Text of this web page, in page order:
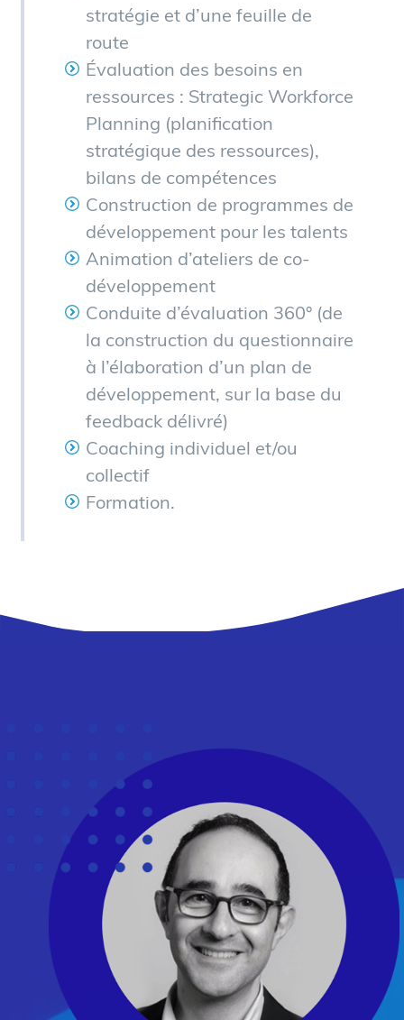
stratégie et d’une feuille de
route
Évaluation des besoins en
ressources : Strategic Workforce
Planning (planification
stratégique des ressources),
bilans de compétences
Construction de programmes de
développement pour les talents
Animation d’ateliers de co-
développement
Conduite d’évaluation 360° (de
la construction du questionnaire
à l’élaboration d’un plan de
développement, sur la base du
feedback délivré)
Coaching individuel et/ou
collectif
Formation.